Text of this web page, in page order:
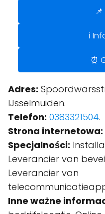
ℹ️
⏰
Adres:
IJsselmuiden.
Telefon: 0383321504.
Strona internetowa:
Specjalności:
Leverancier van
Leverancier van
Inne ważne